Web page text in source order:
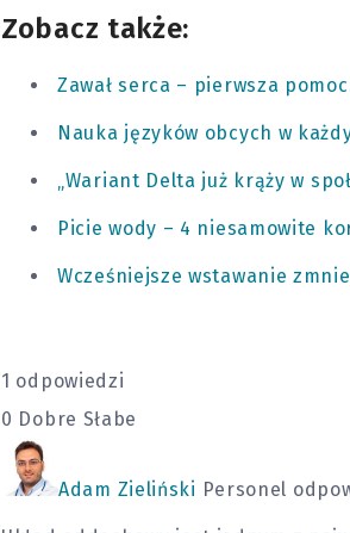
Zobacz także:
Zawał serca – pierwsza
Nauka języków obcych w
„Wariant Delta już krąży w
Picie wody – 4 niesamowite
Wcześniejsze wstawanie
1 odpowiedzi
0 Dobre Słabe
Adam Zieliński Personel